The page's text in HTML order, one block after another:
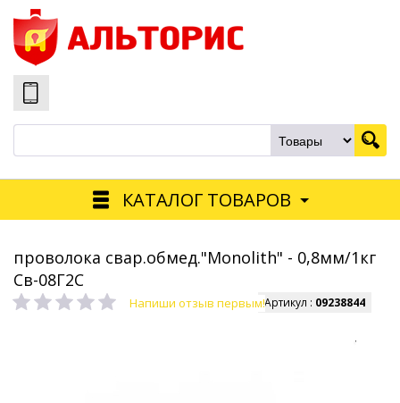
КАТАЛОГ ТОВАРОВ
проволока свар.обмед."Monolith" - 0,8мм/1кг
Св-08Г2С
Напиши отзыв первым!Артикул : 09238844